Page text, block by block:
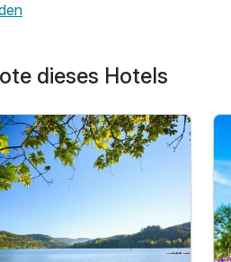
dieses Hotels